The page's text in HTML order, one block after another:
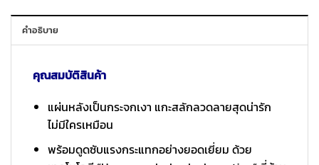
คำอธิบาย
คุณสมบัติสินค้า
แผ่นหลังเป็นกระจกเงา แกะสลักลวดลายสุดน่ารัก
ไม่มีใครเหมือน
พร้อมดูดซับแรงกระแทกอย่างยอดเยี่ยม ด้วย